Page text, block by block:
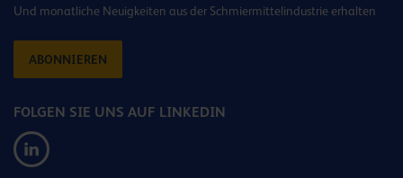
Und monatliche Neuigkeiten aus der Schmiermittelindustrie erhalten
ABONNIEREN
FOLGEN SIE UNS AUF LINKEDIN